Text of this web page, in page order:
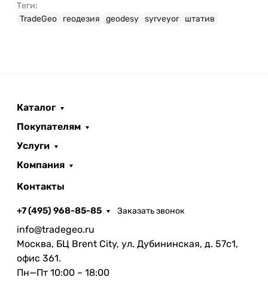
Теги:
TradeGeo
геодезия geodesy syrveyor штатив
Каталог
Покупателям
Услуги
Компания
Контакты
+7 (495) 968-85-85 Заказать звонок
info@tradegeo.ru
Москва, БЦ Brent City, ул. Дубининская, д. 57с1,
офис 361.
Пн—Пт 10:00 – 18:00